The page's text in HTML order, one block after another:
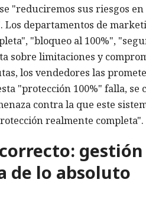
"reduciremos sus riesgos
Los departamentos de
"bloqueo al 100%",
sobre limitaciones y
los vendedores las
"protección 100%" falla,
contra la que este
realmente completa".
de lo absoluto